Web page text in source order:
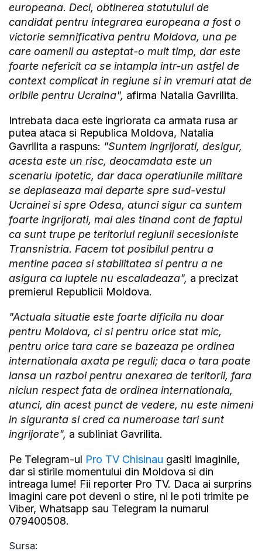
europeana. Deci, obtinerea statutului de
candidat pentru integrarea europeana a fost o
victorie semnificativa pentru Moldova, una pe
care oamenii au asteptat-o mult timp, dar este
foarte nefericit ca se intampla intr-un astfel de
context complicat in regiune si in vremuri atat de
oribile pentru Ucraina", afirma Natalia Gavrilita.
Intrebata daca este ingriorata ca armata rusa ar
putea ataca si Republica Moldova, Natalia
Gavrilita a raspuns: "Suntem ingrijorati, desigur,
acesta este un risc, deocamdata este un
scenariu ipotetic, dar daca operatiunile militare
se deplaseaza mai departe spre sud-vestul
Ucrainei si spre Odesa, atunci sigur ca suntem
foarte ingrijorati, mai ales tinand cont de faptul
ca sunt trupe pe teritoriul regiunii secesioniste
Transnistria. Facem tot posibilul pentru a
mentine pacea si stabilitatea si pentru a ne
asigura ca luptele nu escaladeaza", a precizat
premierul Republicii Moldova.
"Actuala situatie este foarte dificila nu doar
pentru Moldova, ci si pentru orice stat mic,
pentru orice tara care se bazeaza pe ordinea
internationala axata pe reguli; daca o tara poate
lansa un razboi pentru anexarea de teritorii, fara
niciun respect fata de ordinea internationala,
atunci, din acest punct de vedere, nu este nimeni
in siguranta si cred ca numeroase tari sunt
ingrijorate", a subliniat Gavrilita.
Pe Telegram-ul Pro TV Chisinau gasiti imaginile,
dar si stirile momentului din Moldova si din
intreaga lume! Fii reporter Pro TV. Daca ai surprins
imagini care pot deveni o stire, ni le poti trimite pe
Viber, Whatsapp sau Telegram la numarul
079400508.
Sursa: